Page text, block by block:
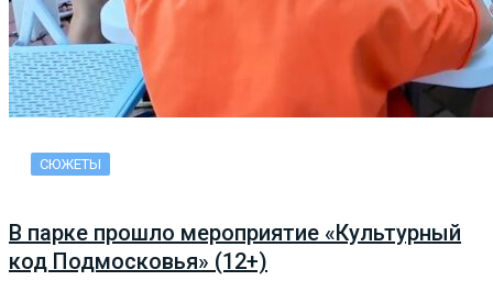
СЮЖЕТЫ
В парке прошло мероприятие «Культурный
код Подмосковья» (12+)